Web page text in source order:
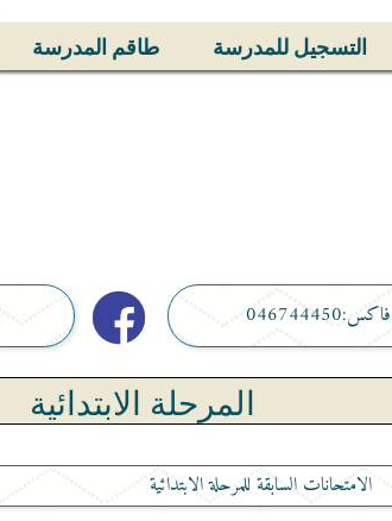
التسجيل للمدرسة طاقم المدرسة
المرحلة الابتدائية
الامتحانات السابقة للمرحلة الابتدائية